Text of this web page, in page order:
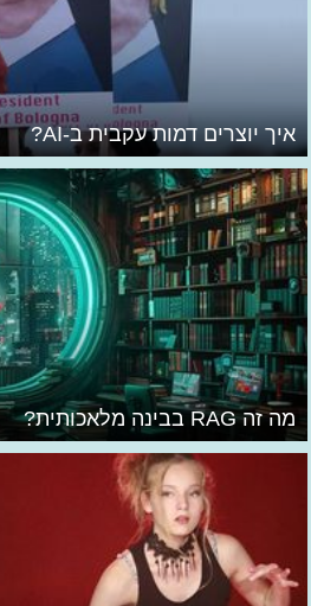
איך יוצרים דמות עקבית ב-AI?
מה זה RAG בבינה מלאכותית?